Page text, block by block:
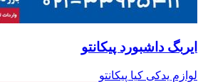
ایربگ داشبورد پیکانتو
لوازم یدکی کیا پیکانتو